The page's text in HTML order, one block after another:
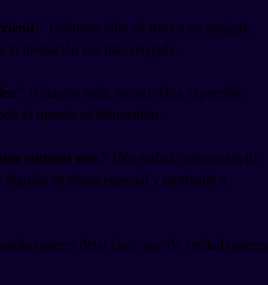
(Siéntete libre de traer a un amigo):
la invitación sea más relajada.
(Cuantos más, mejor): Una expresión
el mundo es bienvenido.
without you." (No sería lo mismo sin ti):
alguien se sienta especial y motivarle a
quieres dejar claro que de verdad quieres